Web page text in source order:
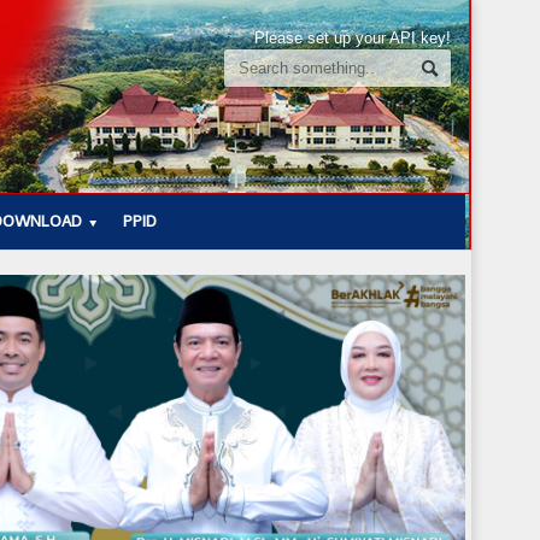
Please set up your API key!
PPID